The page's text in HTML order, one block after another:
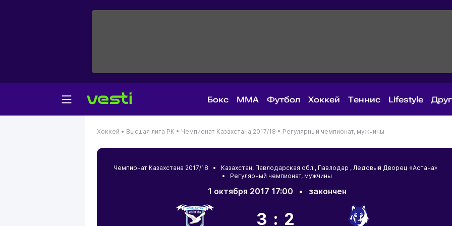
Бокс MMA Футбол Хоккей Теннис Lifestyle
Хоккей • Высшая лига РК • Чемпионат Казахстана 2017/18 • Регулярный чемпионат, мужчины
Чемпионат Казахстана 2017/18 • Казахстан, Павлодарская обл., Павлодар , Ледовый Дворец «Астана»
• Регулярный чемпионат, мужчины
1 октября 2017 17:00 • закончен
3:2